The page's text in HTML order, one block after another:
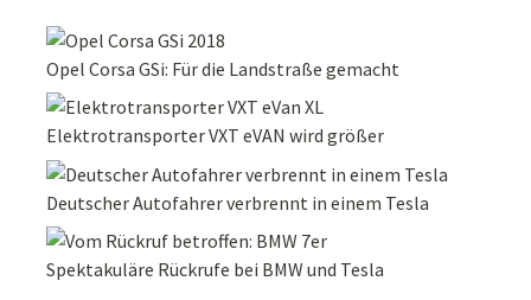
Opel Corsa GSi: Für die Landstraße gemacht
Elektrotransporter VXT eVAN wird größer
Deutscher Autofahrer verbrennt in einem Tesla
Spektakuläre Rückrufe bei BMW und Tesla